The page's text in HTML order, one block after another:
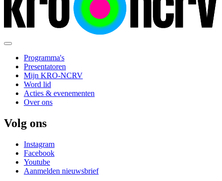
Programma's
Presentatoren
Mijn KRO-NCRV
Word lid
Acties & evenementen
Over ons
Volg ons
Instagram
Facebook
Youtube
Aanmelden nieuwsbrief